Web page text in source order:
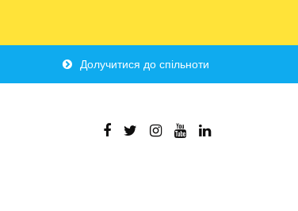
Долучитися до спільноти